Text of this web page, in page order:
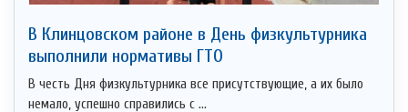
В Клинцовском районе в День физкультурника
выполнили нормативы ГТО
В честь Дня физкультурника все присутствующие, а их было
немало, успешно справились с ...